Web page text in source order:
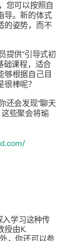
您可以按照自
导。新的体式
的姿势，而不
提供“引导式初
础课程，适合
够根据自己目
棒呢？
还会发现“聊天
这些聚会将瑜
入学习这种传
授由K.
，你还可以参